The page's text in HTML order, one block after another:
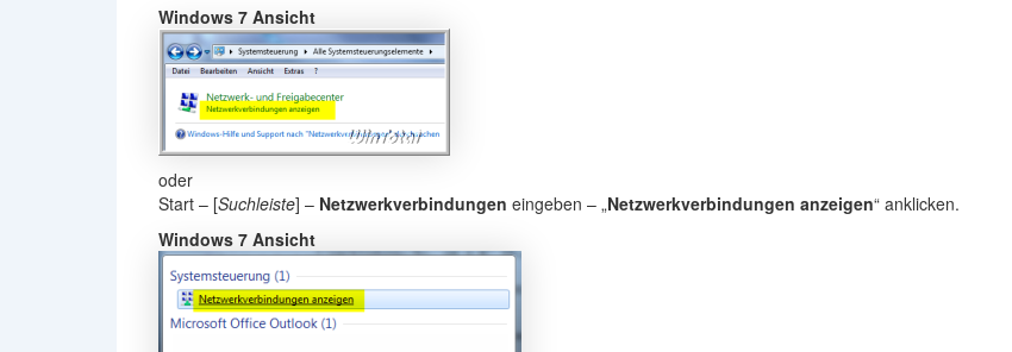
Windows 7 Ansicht
oder
Start – [Suchleiste] – Netzwerkverbindungen eingeben – „Netzwerkverbindungen anzeigen“ anklicken.
Windows 7 Ansicht